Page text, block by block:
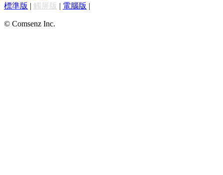
標準版 | 觸屏版 | 電腦版 |
© Comsenz Inc.